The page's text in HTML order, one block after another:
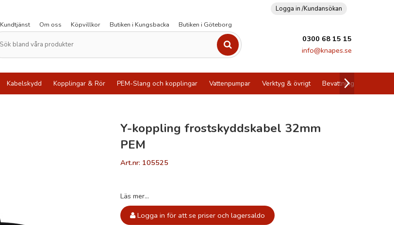
Logga in /Kundansökan
Kundtjänst
Om oss Köpvillkor Butiken i Kungsbacka Butiken i Göteborg
0300 68 15 15
info@knapes.se
Kabelskydd Kopplingar & Rör PEM-Slang och kopplingar Vattenpumpar Verktyg & övrigt Bevattning
Y-koppling frostskyddskabel 32mm
PEM
Art.nr: 105525
Läs mer...
Logga in för att se priser och lagersaldo